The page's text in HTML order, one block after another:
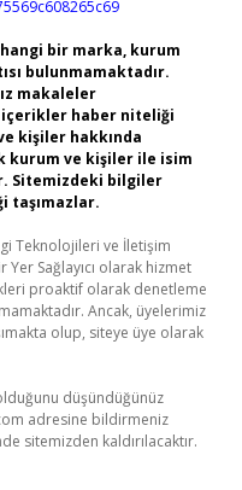
bir marka, kurum
bulunmamaktadır.
makaleler
içerikler haber niteliği
kişiler hakkında
kurum ve kişiler ile isim
Sitemizdeki bilgiler
taşımazlar.
Teknolojileri ve İletişim
Yer Sağlayıcı olarak hizmet
proaktif olarak denetleme
Ancak, üyelerimiz
olup, siteye üye olarak
düşündüğünüz
adresine bildirmeniz
sitemizden kaldırılacaktır.